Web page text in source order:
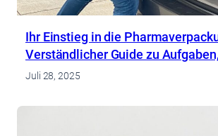
Ihr Einstieg in die
Verständlicher Guide zu Aufgaben,
Arbeitsbedingungen und Chancen
Juli 28, 2025